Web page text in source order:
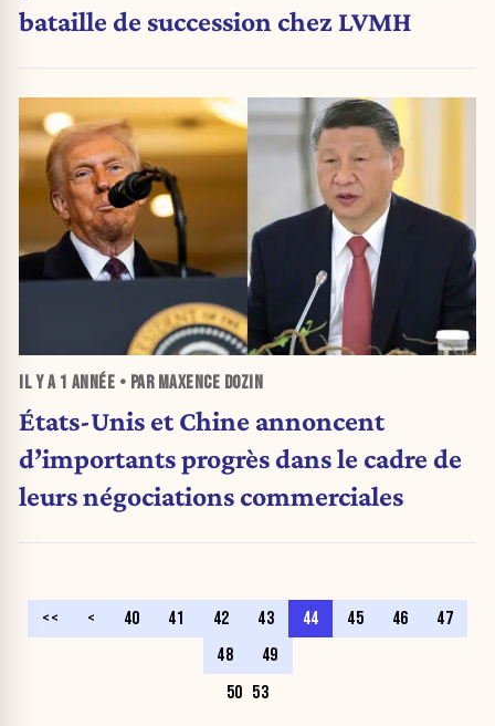
bataille de succession chez LVMH
IL Y A 1 ANNÉE • PAR MAXENCE DOZIN
États-Unis et Chine annoncent
d’importants progrès dans le cadre de
leurs négociations commerciales
<< < 40 41 42 43 44 45 46
47
48
49
50 53